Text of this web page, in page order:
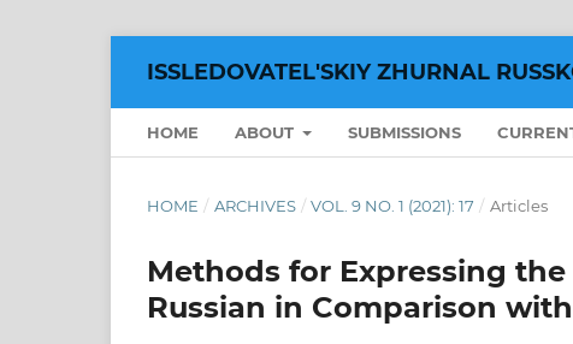
ISSLEDOVATEL'SKIY ZHURNAL
HOME ABOUT SUBMISSIONS
HOME / ARCHIVES / VOL. 9 NO. 1 (2021): 17 / Articles
Methods for Expressing
Russian in Comparison